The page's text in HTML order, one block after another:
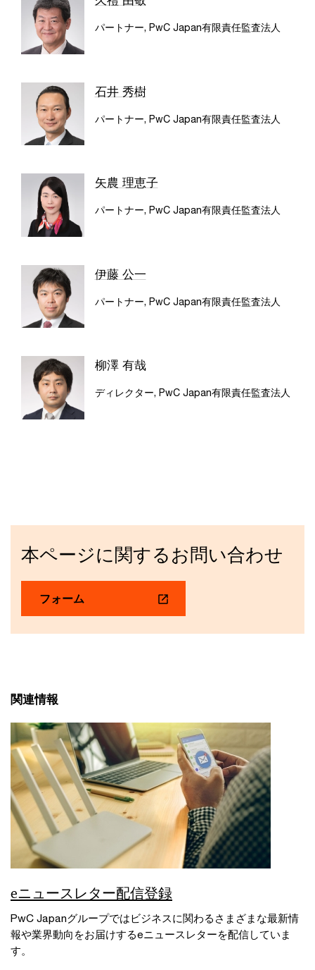
パートナー, PwC Japan有限責任監査法人
石井 秀樹
パートナー, PwC Japan有限責任監査法人
矢農 理恵子
パートナー, PwC Japan有限責任監査法人
伊藤 公一
パートナー, PwC Japan有限責任監査法人
柳澤 有哉
ディレクター, PwC Japan有限責任監査法人
本ページに関するお問い合わせ
フォーム
関連情報
eニュースレター配信登録
PwC Japanグループではビジネスに関わるさまざまな最新情
報や業界動向をお届けするeニュースレターを配信していま
す。